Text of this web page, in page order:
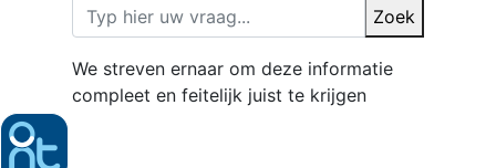
Zoek
We streven ernaar om deze informatie
compleet en feitelijk juist te krijgen